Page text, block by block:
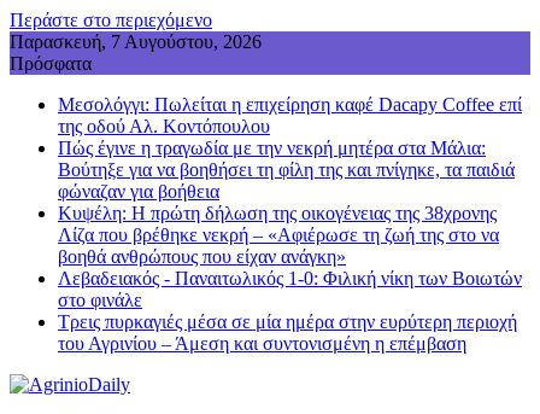
Περάστε στο περιεχόμενο
Παρασκευή, 7 Αυγούστου, 2026
Πρόσφατα
Μεσολόγγι: Πωλείται η επιχείρηση καφέ Dacapy Coffee επί
της οδού Αλ. Κοντόπουλου
Πώς έγινε η τραγωδία με την νεκρή μητέρα στα Μάλια:
Βούτηξε για να βοηθήσει τη φίλη της και πνίγηκε, τα παιδιά
φώναζαν για βοήθεια
Κυψέλη: Η πρώτη δήλωση της οικογένειας της 38χρονης
Λίζα που βρέθηκε νεκρή – «Αφιέρωσε τη ζωή της στο να
βοηθά ανθρώπους που είχαν ανάγκη»
Λεβαδειακός - Παναιτωλικός 1-0: Φιλική νίκη των Βοιωτών
στο φινάλε
Τρεις πυρκαγιές μέσα σε μία ημέρα στην ευρύτερη περιοχή
του Αγρινίου – Άμεση και συντονισμένη η επέμβαση